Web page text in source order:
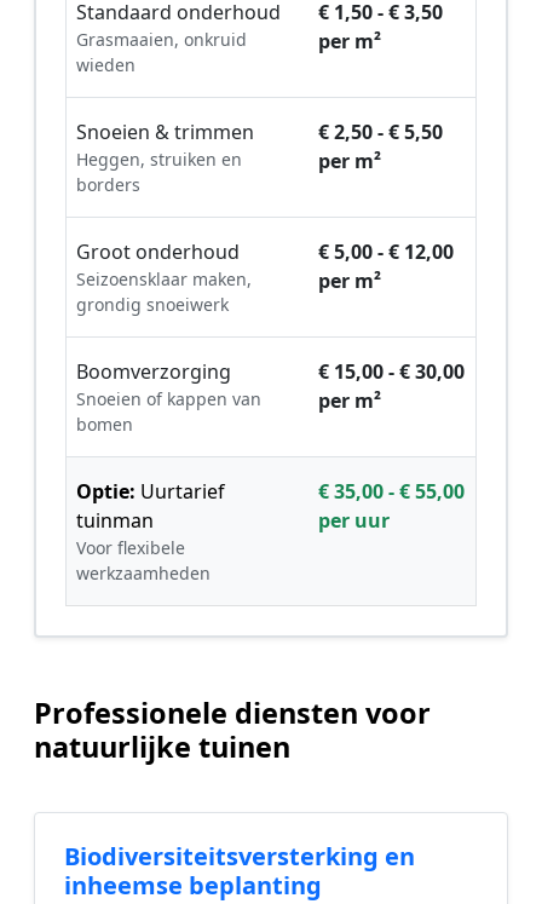
Standaard onderhoud
Grasmaaien, onkruid
wieden
€ 1,50 - € 3,50
per m²
Snoeien & trimmen
Heggen, struiken en
borders
€ 2,50 - € 5,50
per m²
Groot onderhoud
Seizoensklaar maken,
grondig snoeiwerk
€ 5,00 - € 12,00
per m²
Boomverzorging
Snoeien of kappen van
bomen
€ 15,00 - € 30,00
per m²
Optie: Uurtarief
tuinman
Voor flexibele
werkzaamheden
€ 35,00 - € 55,00
per uur
Professionele diensten voor
natuurlijke tuinen
Biodiversiteitsversterking en
inheemse beplanting